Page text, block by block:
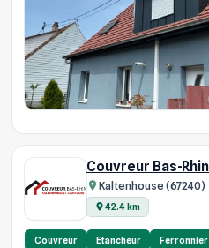
Couvreur Bas-Rhin
Kaltenhouse (67240)
42.4 km
Couvreur Etancheur Ferronnier